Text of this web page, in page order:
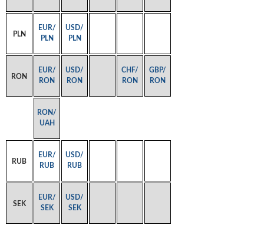
PLN
EUR/
PLN
USD/
PLN
RON
EUR/
RON
USD/
RON
CHF/
RON
GBP/
RON
RON/
UAH
RUB
EUR/
RUB
USD/
RUB
SEK
EUR/
SEK
USD/
SEK